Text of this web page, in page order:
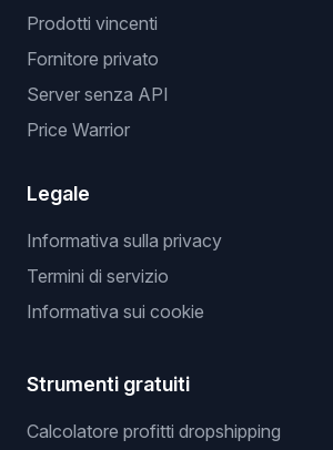
Prodotti vincenti
Fornitore privato
Server senza API
Price Warrior
Legale
Informativa sulla privacy
Termini di servizio
Informativa sui cookie
Strumenti gratuiti
Calcolatore profitti dropshipping